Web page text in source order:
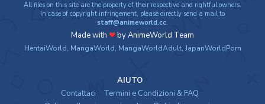
All files on this site are the property of their respective and rightful owners.
In case of copyright infringement, please directly send a mail to
staff@animeworld.cc.
Made with ❤by AnimeWorld Team
HentaiWorld, MangaWorld, MangaWorldAdult, JapanWorldPorn
AIUTO
Contattaci
Termini e Condizioni & FAQ